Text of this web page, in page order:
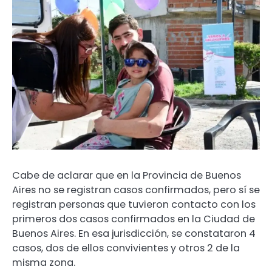
Cabe de aclarar que en la Provincia de Buenos
Aires no se registran casos confirmados, pero sí se
registran personas que tuvieron contacto con los
primeros dos casos confirmados en la Ciudad de
Buenos Aires. En esa jurisdicción, se constataron 4
casos, dos de ellos convivientes y otros 2 de la
misma zona.